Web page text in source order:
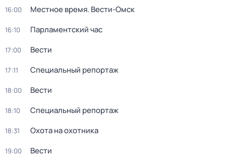
16:00 Местное время. Вести-Омск
16:10 Парламентский час
17:00 Вести
17:11 Специальный репортаж
18:00 Вести
18:10 Специальный репортаж
18:31 Охота на охотника
19:00 Вести